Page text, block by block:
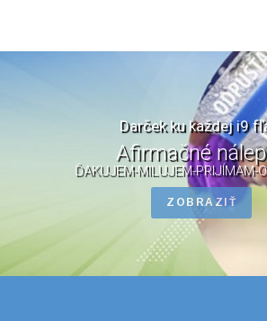
Darček ku každej i9
Afirmačné
ĎAKUJEM-MILUJEM-PRIJÍMAM-
ZOBRAZIŤ